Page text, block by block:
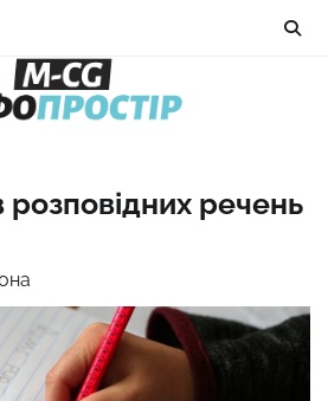
розповідних речень